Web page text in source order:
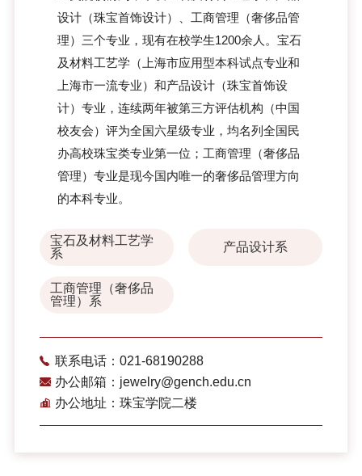
设计（珠宝首饰设计）、工商管理（奢侈品管
理）三个专业，现有在校学生1200余人。宝石
及材料工艺学（上海市应用型本科试点专业和
上海市一流专业）和产品设计（珠宝首饰设
计）专业，连续两年被第三方评估机构（中国
校友会）评为全国六星级专业，均名列全国民
办高校珠宝类专业第一位；工商管理（奢侈品
管理）专业是现今国内唯一的奢侈品管理方向
的本科专业。
宝石及材料工艺学
系
产品设计系
工商管理（奢侈品
管理）系
联系电话：021-68190288
办公邮箱：jewelry@gench.edu.cn
办公地址：珠宝学院二楼